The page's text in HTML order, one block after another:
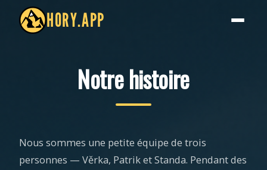
HORY.APP
Notre histoire
Nous sommes une petite équipe de trois
personnes — Věrka, Patrik et Standa. Pendant des